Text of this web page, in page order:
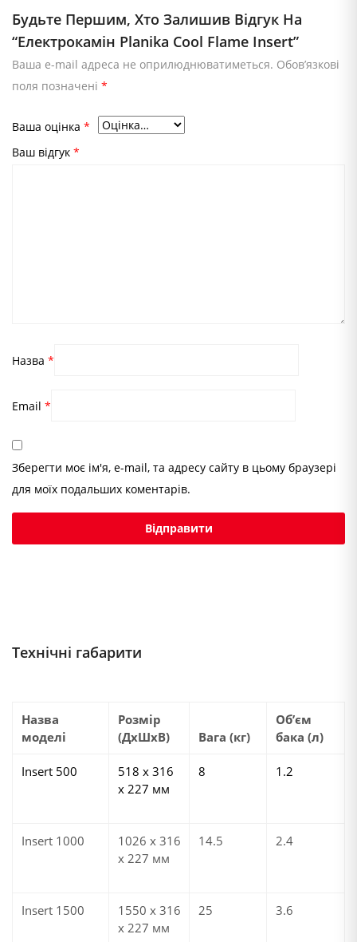
Будьте Першим, Хто Залишив Відгук На
“Електрокамін Planika Cool Flame Insert”
Ваша e-mail адреса не оприлюднюватиметься. Обов’язкові
поля позначені *
Ваша оцінка *
Ваш відгук *
Назва *
Email *
Зберегти моє ім'я, e-mail, та адресу сайту в цьому браузері
для моїх подальших коментарів.
Технічні габарити
Назва
моделі
Розмір
(ДхШхВ)
Вага (кг)
Об’єм
бака (л)
Insert 500
518 х 316
х 227 мм
8 1.2
Insert 1000
1026 х 316
х 227 мм
14.5 2.4
Insert 1500
1550 х 316
х 227 мм
25 3.6